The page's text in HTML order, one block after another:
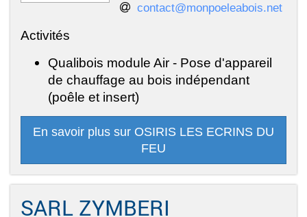
contact@monpoeleabois.net
Activités
Qualibois module Air - Pose d'appareil
de chauffage au bois indépendant
(poêle et insert)
En savoir plus sur OSIRIS LES ECRINS DU
FEU
SARL ZYMBERI